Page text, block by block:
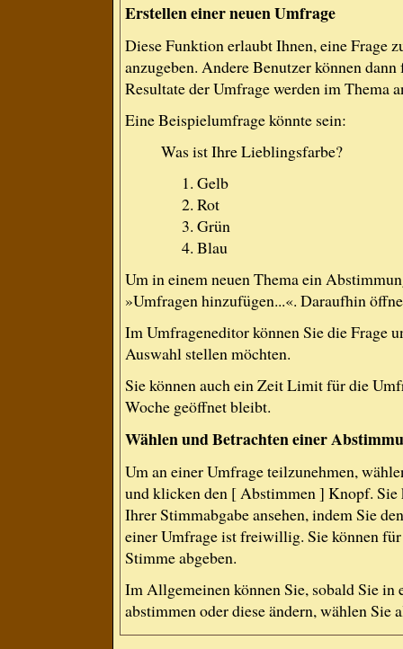
Erstellen einer neuen Umfrage
Diese Funktion erlaubt Ihnen, eine Frage
anzugeben. Andere Benutzer können
Resultate der Umfrage werden im Thema
Eine Beispielumfrage könnte sein:
Was ist Ihre Lieblingsfarbe?
Gelb
Rot
Grün
Blau
Um in einem neuen Thema ein
»Umfragen hinzufügen...«. Daraufhin
Im Umfrageneditor können Sie die Frage
Auswahl stellen möchten.
Sie können auch ein Zeit Limit für die
Woche geöffnet bleibt.
Wählen und Betrachten einer
Um an einer Umfrage teilzunehmen,
und klicken den [ Abstimmen ] Knopf. Sie
Ihrer Stimmabgabe ansehen, indem Sie
einer Umfrage ist freiwillig. Sie können
Stimme abgeben.
Im Allgemeinen können Sie, sobald Sie
abstimmen oder diese ändern, wählen Sie